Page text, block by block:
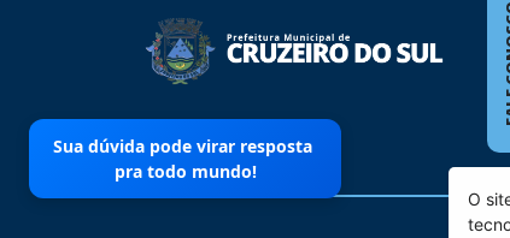
O
Sua dúvida pode virar resposta
pra todo mundo!